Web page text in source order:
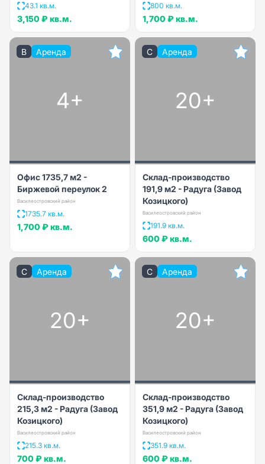
43.1 кв.м.
3,150 ₽ кв.м.
800 кв.м.
1,700 ₽ кв.м.
B Аренда
4+
Офис 1735,7 м2 -
Биржевой переулок 2
Василеостровский район
1735.7 кв.м.
1,700 ₽ кв.м.
C Аренда
20+
Склад-производство
191,9 м2 - Радуга (Завод
Козицкого)
Василеостровский район
191.9 кв.м.
600 ₽ кв.м.
C Аренда
20+
Склад-производство
215,3 м2 - Радуга (Завод
Козицкого)
Василеостровский район
215.3 кв.м.
700 ₽ кв.м.
C Аренда
20+
Склад-производство
351,9 м2 - Радуга (Завод
Козицкого)
Василеостровский район
351.9 кв.м.
600 ₽ кв.м.